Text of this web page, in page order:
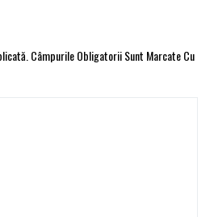
Câmpurile Obligatorii Sunt Marcate Cu